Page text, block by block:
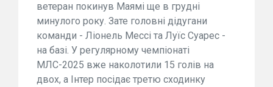
ветеран покинув Маямі ще в грудні
минулого року. Зате головні дідугани
команди - Ліонель Мессі та Луїс Суарес -
на базі. У регулярному чемпіонаті
МЛС-2025 вже наколотили 15 голів на
двох, а Інтер посідає третю сходинку